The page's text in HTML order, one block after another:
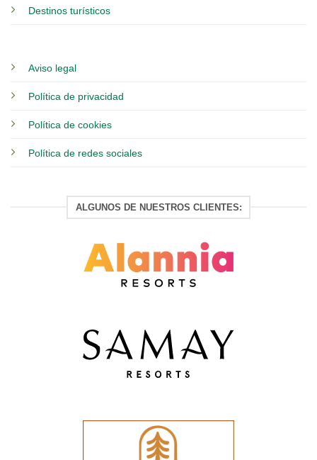
Destinos turísticos
Aviso legal
Política de privacidad
Política de cookies
Política de redes sociales
ALGUNOS DE NUESTROS CLIENTES: